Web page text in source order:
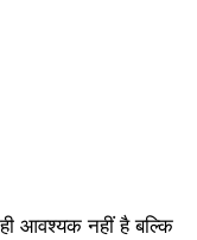
आवश्यक नहीं है बल्कि